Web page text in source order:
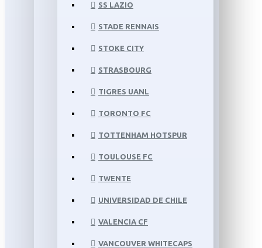
SS LAZIO
STADE RENNAIS
STOKE CITY
STRASBOURG
TIGRES UANL
TORONTO FC
TOTTENHAM HOTSPUR
TOULOUSE FC
TWENTE
UNIVERSIDAD DE CHILE
VALENCIA CF
VANCOUVER WHITECAPS